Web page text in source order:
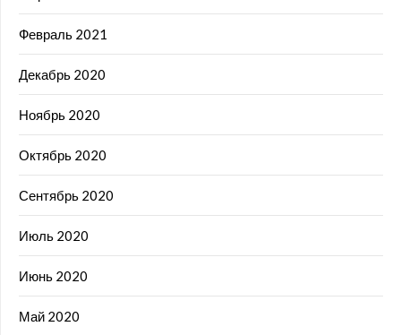
Февраль 2021
Декабрь 2020
Ноябрь 2020
Октябрь 2020
Сентябрь 2020
Июль 2020
Июнь 2020
Май 2020